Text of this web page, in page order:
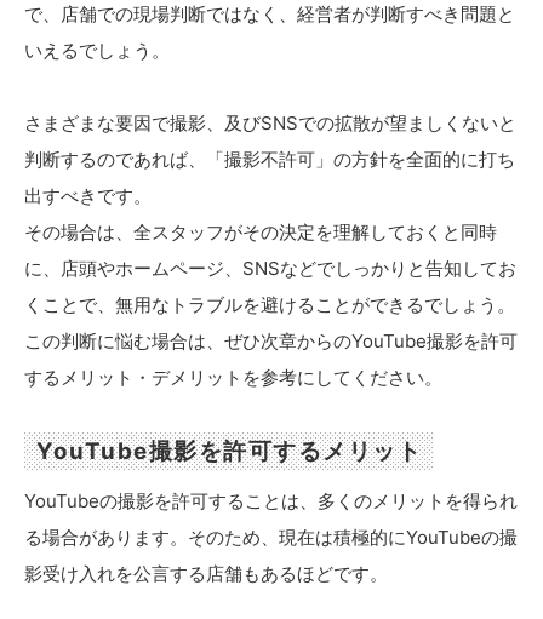
で、店舗での現場判断ではなく、経営者が判断すべき問題と
いえるでしょう。
さまざまな要因で撮影、及びSNSでの拡散が望ましくないと
判断するのであれば、「撮影不許可」の方針を全面的に打ち
出すべきです。
その場合は、全スタッフがその決定を理解しておくと同時
に、店頭やホームページ、SNSなどでしっかりと告知してお
くことで、無用なトラブルを避けることができるでしょう。
この判断に悩む場合は、ぜひ次章からのYouTube撮影を許可
するメリット・デメリットを参考にしてください。
YouTube撮影を許可するメリット
YouTubeの撮影を許可することは、多くのメリットを得られ
る場合があります。そのため、現在は積極的にYouTubeの撮
影受け入れを公言する店舗もあるほどです。